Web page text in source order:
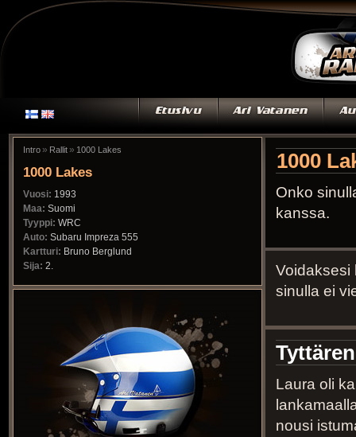
Intro » Rallit » 1000 Lakes
1000 Lakes
Vuosi: 1993
Maa: Suomi
Tyyppi: WRC
Auto: Subaru Impreza 555
Kartturi: Bruno Berglund
Sija: 2.
1000
Onko
kanssa.
Voidaksesi
sinulla ei
Laura oli
nousi